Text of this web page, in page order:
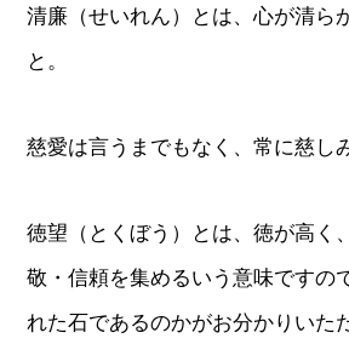
清廉（せいれん）とは、心が清ら
と。
慈愛は言うまでもなく、常に慈し
徳望（とくぼう）とは、徳が高く
敬・信頼を集めるいう意味ですの
れた石であるのかがお分かりいた